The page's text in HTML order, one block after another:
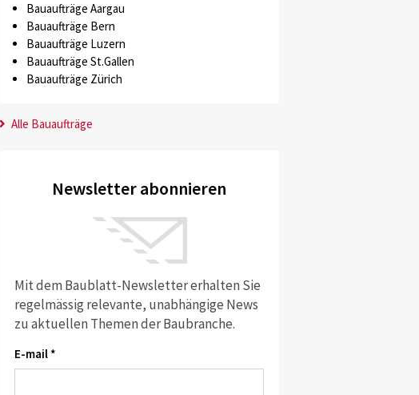
Bauaufträge Aargau
Bauaufträge Bern
Bauaufträge Luzern
Bauaufträge St.Gallen
Bauaufträge Zürich
Alle Bauaufträge
Newsletter abonnieren
Mit dem Baublatt-Newsletter erhalten Sie
regelmässig relevante, unabhängige News
zu aktuellen Themen der Baubranche.
E-mail *